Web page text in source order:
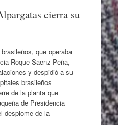
cierra su
que operaba
Roque Saenz Peña,
y despidió a su
brasileños
de la planta que
de Presidencia
desplome de la